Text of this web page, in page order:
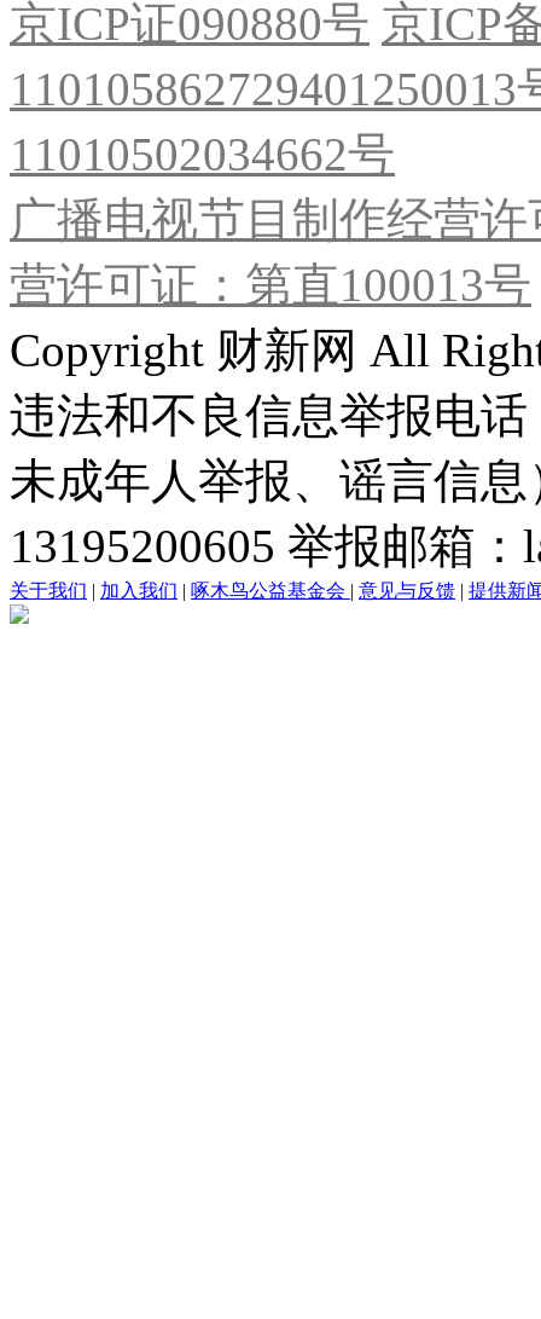
京ICP证090880号 京ICP
11010502034662号
广播电视节目制作经营
营许可证：第直100013号
Copyright 财新网 All
违法和不良信息举报电
未成年人举报、谣言信
13195200605 举报邮箱
关于我们 | 加入我们 | 啄木鸟公益基金会 | 意见与反馈 | 提供新